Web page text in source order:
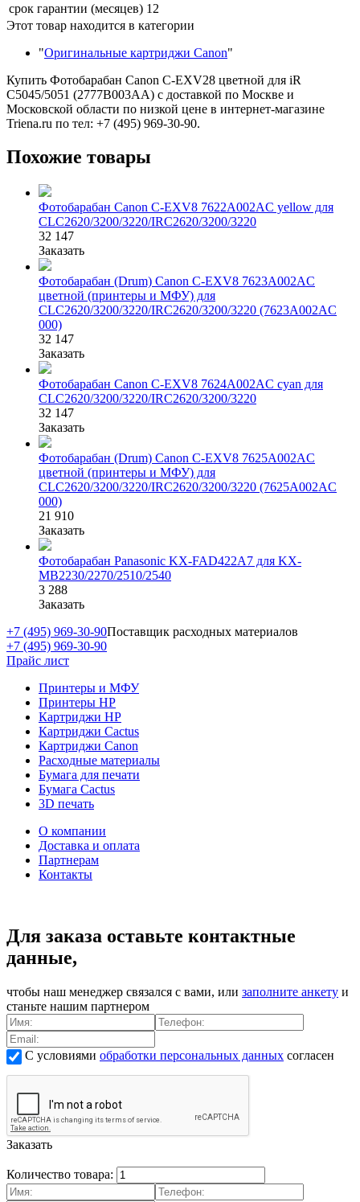
срок гарантии (месяцев) 12
Этот товар находится в категории
"Оригинальные картриджи Canon"
Купить Фотобарабан Canon C-EXV28 цветной для iR
C5045/5051 (2777B003AA) с доставкой по Москве и
Московской области по низкой цене в интернет-магазине
Triena.ru по тел: +7 (495) 969-30-90.
Похожие товары
Фотобарабан Canon C-EXV8 7622A002AC yellow для
CLC2620/3200/3220/IRC2620/3200/3220
32 147
Заказать
Фотобарабан (Drum) Canon C-EXV8 7623A002AC
цветной (принтеры и МФУ) для
CLC2620/3200/3220/IRC2620/3200/3220 (7623A002AC
000)
32 147
Заказать
Фотобарабан Canon C-EXV8 7624A002AC cyan для
CLC2620/3200/3220/IRC2620/3200/3220
32 147
Заказать
Фотобарабан (Drum) Canon C-EXV8 7625A002AC
цветной (принтеры и МФУ) для
CLC2620/3200/3220/IRC2620/3200/3220 (7625A002AC
000)
21 910
Заказать
Фотобарабан Panasonic KX-FAD422A7 для KX-
MB2230/2270/2510/2540
3 288
Заказать
+7 (495) 969-30-90Поставщик расходных материалов
+7 (495) 969-30-90
Прайс лист
Принтеры и МФУ
Принтеры HP
Картриджи HP
Картриджи Cactus
Картриджи Canon
Расходные материалы
Бумага для печати
Бумага Cactus
3D печать
О компании
Доставка и оплата
Партнерам
Контакты
Для заказа оставьте контактные
данные,
чтобы наш менеджер связался с вами, или заполните анкету и
станьте нашим партнером
С условиями обработки персональных данных согласен
Заказать
Количество товара: